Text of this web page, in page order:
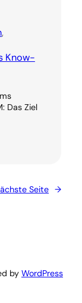
,
Know-
Das Ziel
Seite →
by WordPress